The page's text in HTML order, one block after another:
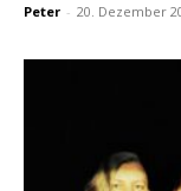
Peter - 20. Dezember